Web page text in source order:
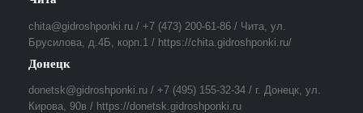
chita@gidroshponki.ru / +7 (473) 200-61-86 / Чита, ул.
Брусилова, д.4Б, корп.1 / https://chita.gidroshponki.ru/
Донецк
donetsk@gidroshponki.ru / +7 (495) 155-32-34 / г. Донецк, ул.
Кирова, 90в / https://donetsk.gidroshponki.ru